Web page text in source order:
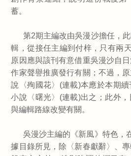
蓄。
第2期主編改由吳漫沙擔任，此
輯，從接任主編到付梓，只有兩
原因應與該刊有意借重吳漫沙自
作家聲譽推廣發行有關；不過，
說〈殉國花〉(連載)本應於本期
小說〈曙光〉(連載)出之；此外
與編輯路線改變有關。
吳漫沙主編的《新風》特色，
據目錄所見，除〈新春獻辭〉、